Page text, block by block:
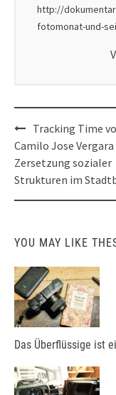
http://
fotomonat-und-
Post
navigation
Tracking Time
Camilo Jose Vergara
Zersetzung sozialer
Strukturen im
YOU MAY LIKE
Das Überflüssige ist